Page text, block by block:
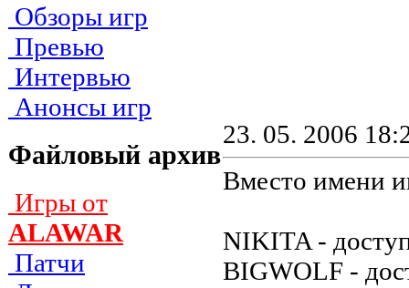
Обзоры игр
Превью
Интервью
Анонсы игр
Файловый архив
Игры от
ALAWAR
Патчи
23. 05. 2006
Вместо имени
NIKITA -
BIGWOLF -